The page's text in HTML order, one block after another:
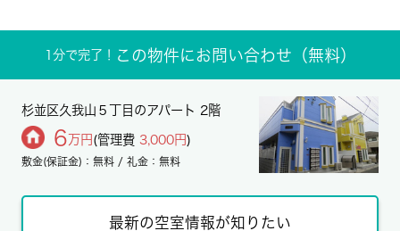
1分で完了！ この物件にお問い合わせ（無料）
杉並区久我山５丁目のアパート 2階
6 万円 (管理費 3,000円)
敷金(保証金)：無料 / 礼金：無料
最新の空室情報が知りたい